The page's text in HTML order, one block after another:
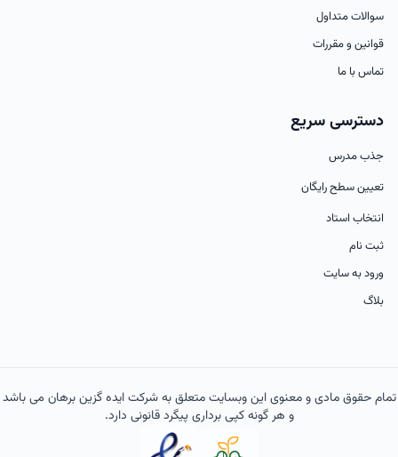
سوالات متداول
قوانین و مقررات
تماس با ما
دسترسی سریع
جذب مدرس
تعیین سطح رایگان
انتخاب استاد
ثبت نام
ورود به سایت
بلاگ
تمام حقوق مادی و معنوی این وبسایت متعلق به شرکت ایده گزین برهان می باشد
و هر گونه کپی برداری پیگرد قانونی دارد.